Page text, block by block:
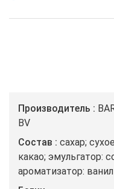
Производитель
BV
Состав
сахар;
какао; эмульгатор:
ароматизатор: